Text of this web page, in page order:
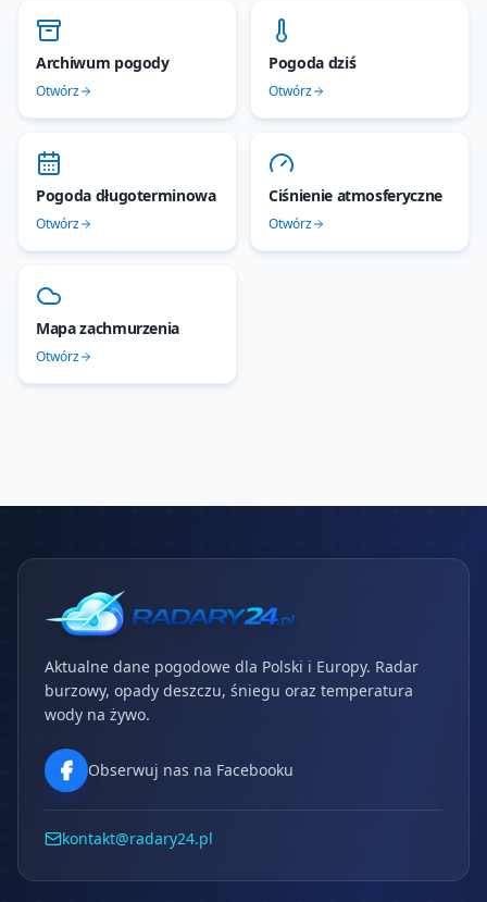
Archiwum pogody
Otwórz
Pogoda dziś
Otwórz
Pogoda długoterminowa
Otwórz
Ciśnienie atmosferyczne
Otwórz
Mapa zachmurzenia
Otwórz
Aktualne dane pogodowe dla Polski i Europy. Radar
burzowy, opady deszczu, śniegu oraz temperatura
wody na żywo.
Obserwuj nas na Facebooku
kontakt@radary24.pl